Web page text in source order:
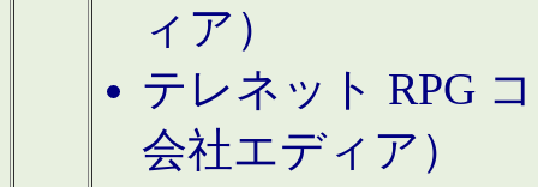
ィア）
テレネット RPG
会社エディア）